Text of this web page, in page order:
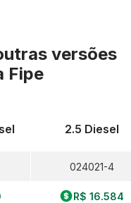
versões
Fipe
2.5 Diesel
024021-4
R$ 16.584